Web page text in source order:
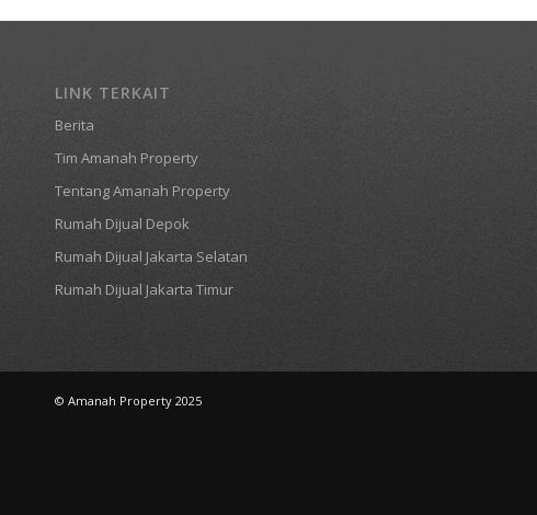
LINK TERKAIT
Berita
Tim Amanah Property
Tentang Amanah Property
Rumah Dijual Depok
Rumah Dijual Jakarta Selatan
Rumah Dijual Jakarta Timur
© Amanah Property 2025